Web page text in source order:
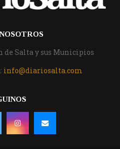
Salta y sus Municipios
info@diariosalta.com